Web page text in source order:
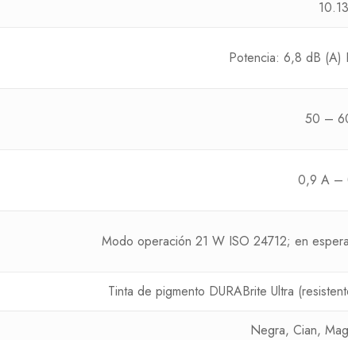
Potencia: 6,8 dB (A)
50 –
0,9 A –
Modo operación 21 W ISO 24712; en
Tinta de pigmento DURABrite Ultra
Negra, Cian,